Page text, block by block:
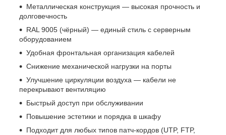
Металлическая конструкция — высокая прочность и
долговечность
RAL 9005 (чёрный) — единый стиль с серверным
оборудованием
Удобная фронтальная организация кабелей
Снижение механической нагрузки на порты
Улучшение циркуляции воздуха — кабели не
перекрывают вентиляцию
Быстрый доступ при обслуживании
Повышение эстетики и порядка в шкафу
Подходит для любых типов патч‑кордов (UTP, FTP,